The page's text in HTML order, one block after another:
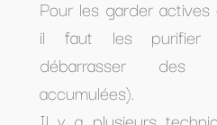
Pour les garder
il faut les purifier
débarrasser des
accumulées).